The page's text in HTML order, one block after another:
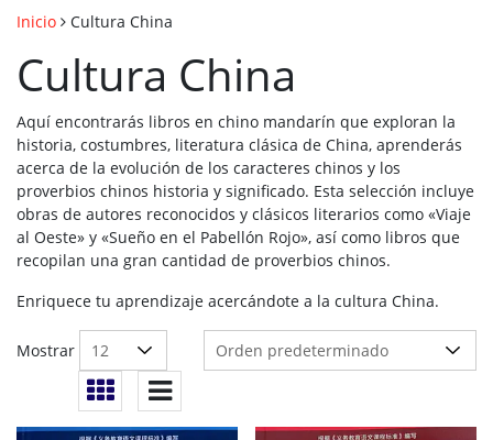
Inicio Cultura China
Cultura China
Aquí encontrarás libros en chino mandarín que exploran la
historia, costumbres, literatura clásica de China, aprenderás
acerca de la evolución de los caracteres chinos y los
proverbios chinos historia y significado. Esta selección incluye
obras de autores reconocidos y clásicos literarios como «Viaje
al Oeste» y «Sueño en el Pabellón Rojo», así como libros que
recopilan una gran cantidad de proverbios chinos.
Enriquece tu aprendizaje acercándote a la cultura China.
Mostrar